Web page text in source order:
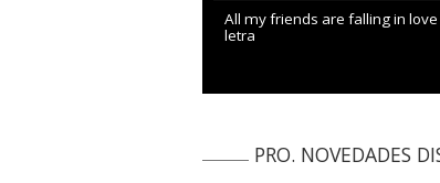
All my friends are falling in love
letra
PRO. NOVEDADES